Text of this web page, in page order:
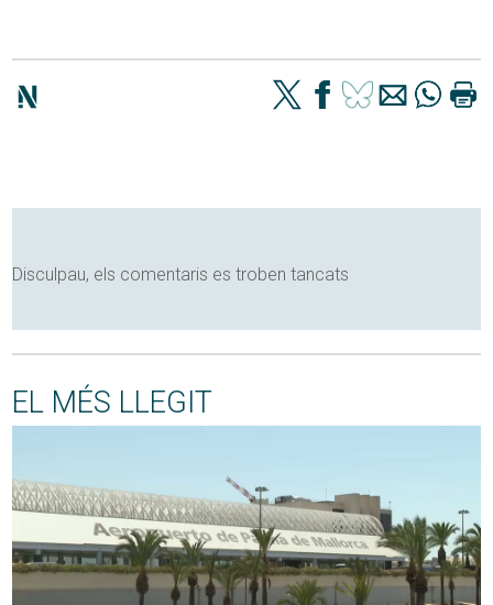
Disculpau, els comentaris es troben tancats
EL MÉS LLEGIT